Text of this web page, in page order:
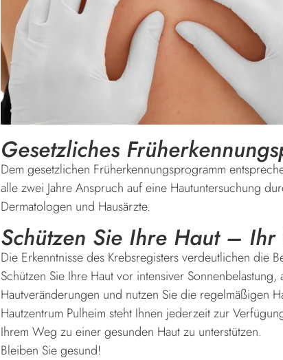
Gesetzliches
Dem gesetzlichen Früherkennungsprogramm
alle zwei Jahre Anspruch auf eine Hautuntersuchung
Dermatologen und Hausärzte.
Schützen Sie Ihre Haut –
Die Erkenntnisse des Krebsregisters verdeutlichen die
Schützen Sie Ihre Haut vor intensiver
Hautveränderungen und nutzen Sie die regelmäßigen
Hautzentrum Pulheim steht Ihnen jederzeit zur
Ihrem Weg zu einer gesunden Haut zu unterstützen.
Bleiben Sie gesund!